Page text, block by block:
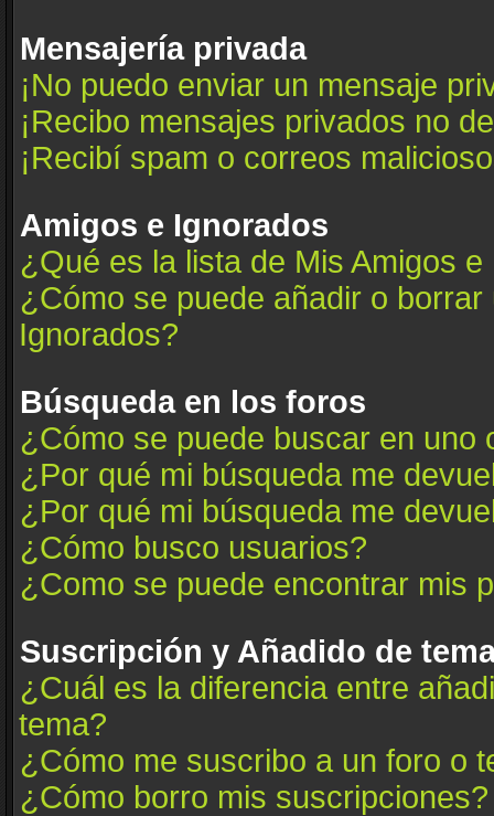
Mensajería privada
¡No puedo enviar un mensaje
¡Recibo mensajes privados no
¡Recibí spam o correos
Amigos e Ignorados
¿Qué es la lista de Mis Amigos
¿Cómo se puede añadir o
Ignorados?
Búsqueda en los foros
¿Cómo se puede buscar en uno
¿Por qué mi búsqueda me
¿Por qué mi búsqueda me
¿Cómo busco usuarios?
¿Como se puede encontrar mis
Suscripción y Añadido de
¿Cuál es la diferencia entre
tema?
¿Cómo me suscribo a un foro o
¿Cómo borro mis suscripciones?